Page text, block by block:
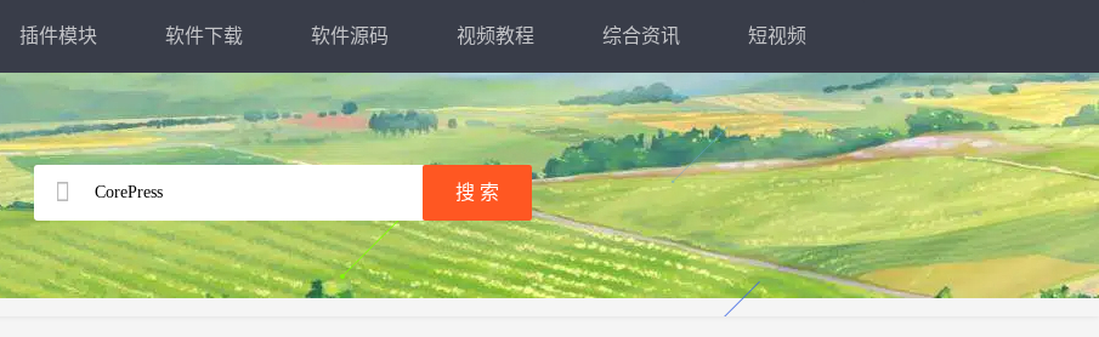
插件模块 软件下载 软件源码 视频教程 综合资讯 短视频